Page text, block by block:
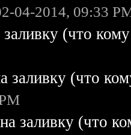
04-2014, 09:33
(что
заливку (что
заливку (что